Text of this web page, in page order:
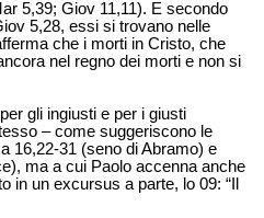
5,39; Giov 11,11). E secondo
5,28, essi si trovano nelle
che i morti in Cristo, che
nel regno dei morti e non si
gli ingiusti e per i giusti
– come suggeriscono le
16,22-31 (seno di Abramo) e
ma a cui Paolo accenna anche
in un excursus a parte, lo 09: “Il